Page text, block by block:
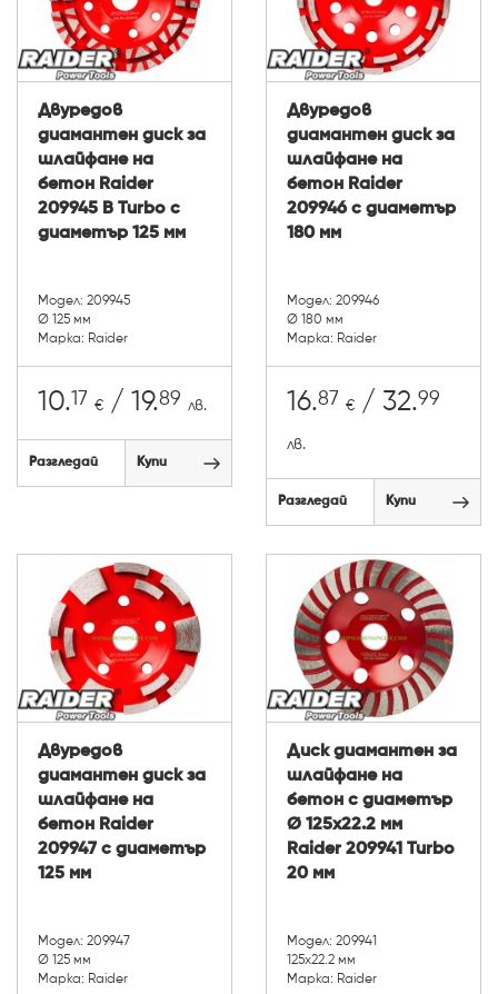
Двуредов
диамантен диск за
шлайфане на
бетон Raider
209945 B Turbo с
диаметър 125 мм
Модел: 209945
Ø 125 мм
Марка: Raider
10.17 € / 19.89 лв.
Разгледай Купи
Двуредов
диамантен диск за
шлайфане на
бетон Raider
209946 с диаметър
180 мм
Модел: 209946
Ø 180 мм
Марка: Raider
16.87 € / 32.99
лв.
Разгледай Купи
Двуредов
диамантен диск за
шлайфане на
бетон Raider
209947 с диаметър
125 мм
Модел: 209947
Ø 125 мм
Марка: Raider
Диск диамантен за
шлайфане на
бетон с диаметър
Ø 125x22.2 мм
Raider 209941 Turbo
20 мм
Модел: 209941
125х22.2 мм
Марка: Raider